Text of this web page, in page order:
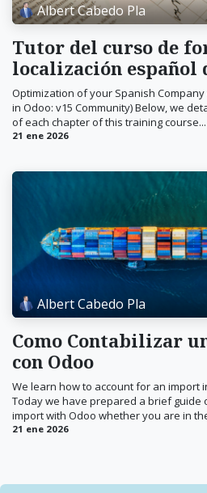
Albert Cabedo Pla
Tutor del curso de
localización español
Optimization of your Spanish
in Odoo: v15 Community) Below, we
of each chapter of this training course...
21 ene 2026
Albert Cabedo Pla
Como Contabilizar
con Odoo
We learn how to account for an import
Today we have prepared a brief guide
import with Odoo whether you are in
21 ene 2026